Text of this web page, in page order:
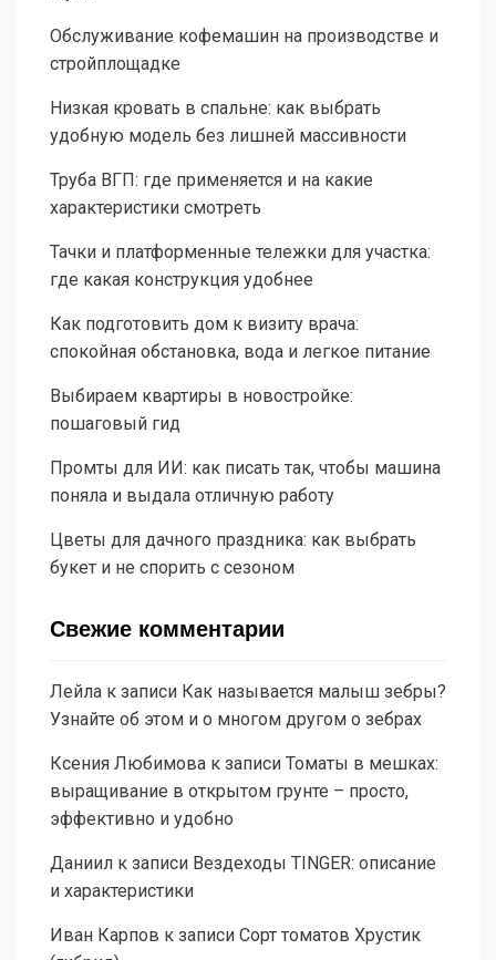
Обслуживание кофемашин на производстве и
стройплощадке
Низкая кровать в спальне: как выбрать
удобную модель без лишней массивности
Труба ВГП: где применяется и на какие
характеристики смотреть
Тачки и платформенные тележки для участка:
где какая конструкция удобнее
Как подготовить дом к визиту врача:
спокойная обстановка, вода и легкое питание
Выбираем квартиры в новостройке:
пошаговый гид
Промты для ИИ: как писать так, чтобы машина
поняла и выдала отличную работу
Цветы для дачного праздника: как выбрать
букет и не спорить с сезоном
Свежие комментарии
Лейла к записи Как называется малыш зебры?
Узнайте об этом и о многом другом о зебрах
Ксения Любимова к записи Томаты в мешках:
выращивание в открытом грунте – просто,
эффективно и удобно
Даниил к записи Вездеходы TINGER: описание
и характеристики
Иван Карпов к записи Сорт томатов Хрустик